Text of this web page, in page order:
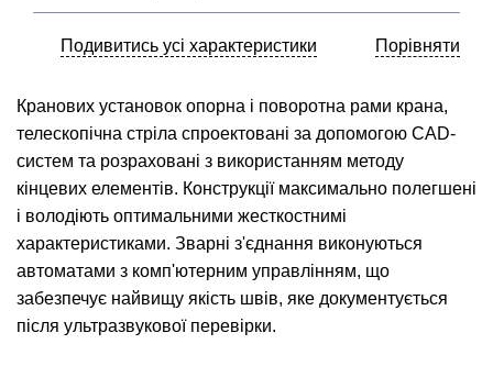
Подивитись усі характеристики Порівняти
Кранових установок опорна і поворотна рами крана,
телескопічна стріла спроектовані за допомогою CAD-
систем та розраховані з використанням методу
кінцевих елементів. Конструкції максимально полегшені
і володіють оптимальними жесткостнимі
характеристиками. Зварні з'єднання виконуються
автоматами з комп'ютерним управлінням, що
забезпечує найвищу якість швів, яке документується
після ультразвукової перевірки.